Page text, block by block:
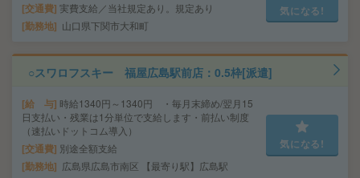
交通費 実費支給／当社規定あり。規定あり
勤務地 山口県下関市大和町
気になる!
○スワロフスキー 福屋広島駅前店：0.5枠[派遣]
給 与 時給1340円～1340円 ・毎月末締め/翌月15
日支払い・残業は1分単位で支給します・前払い制度
（速払いドットコム導入）
交通費 別途全額支給
勤務地 広島県広島市南区 【最寄り駅】広島駅
気になる!